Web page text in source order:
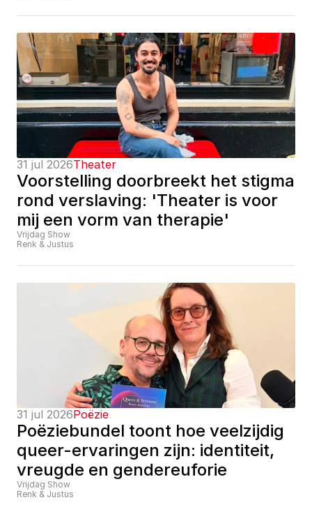
31 jul 2026Theater
Voorstelling doorbreekt het stigma
rond verslaving: 'Theater is voor
mij een vorm van therapie'
Vrijdag Show
Renk & Justus
31 jul 2026Poëzie
Poëziebundel toont hoe veelzijdig
queer-ervaringen zijn: identiteit,
vreugde en gendereuforie
Vrijdag Show
Renk & Justus